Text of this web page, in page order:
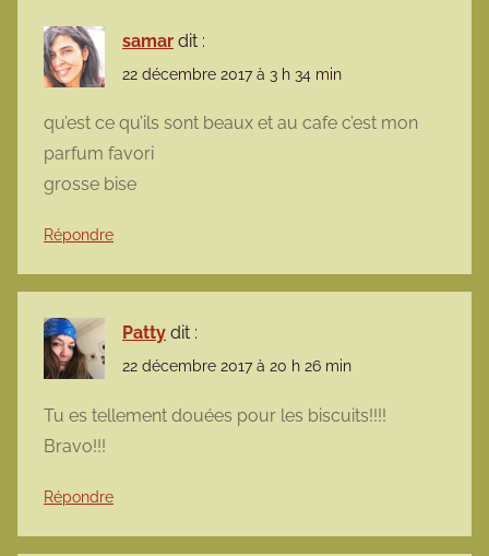
samar dit :
22 décembre 2017 à 3 h 34 min
qu’est ce qu’ils sont beaux et au cafe c’est mon
parfum favori
grosse bise
Répondre
Patty dit :
22 décembre 2017 à 20 h 26 min
Tu es tellement douées pour les biscuits!!!!
Bravo!!!
Répondre